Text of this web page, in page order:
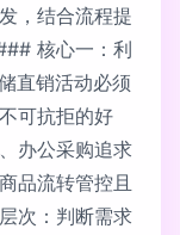
，结合流程提
核心一：利
直销活动必须
可抗拒的好
办公采购追求
品流转管控且
次：判断需求